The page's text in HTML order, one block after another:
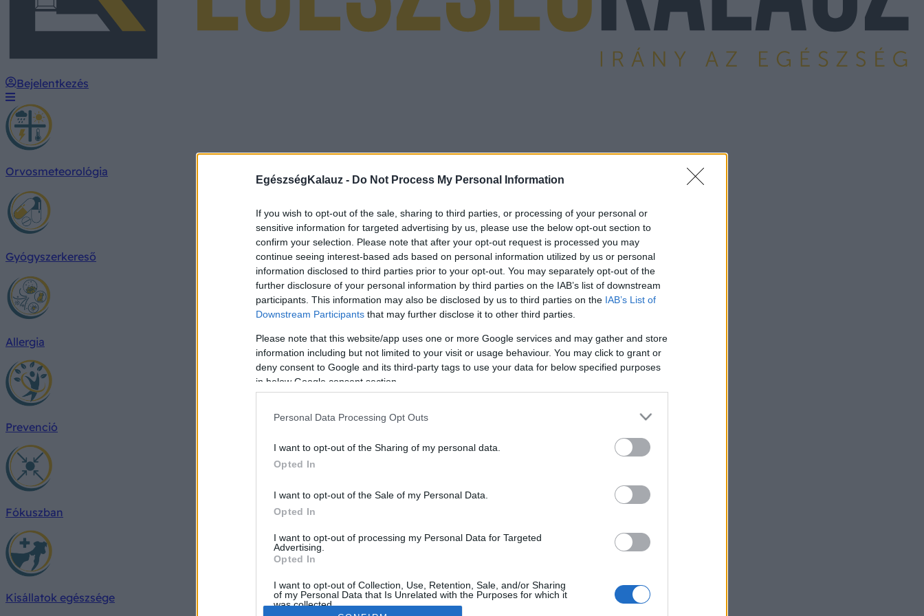
EgészségKalauz - Do Not Process My Personal Information
If you wish to opt-out of the sale, sharing to third parties, or processing of your personal or
sensitive information for targeted advertising by us, please use the below opt-out section to
confirm your selection. Please note that after your opt-out request is processed you may
continue seeing interest-based ads based on personal information utilized by us or personal
information disclosed to third parties prior to your opt-out. You may separately opt-out of the
further disclosure of your personal information by third parties on the IAB’s list of downstream
participants. This information may also be disclosed by us to third parties on the IAB’s List of
Downstream Participants that may further disclose it to other third parties.
Please note that this website/app uses one or more Google services and may gather and store
information including but not limited to your visit or usage behaviour. You may click to grant or
deny consent to Google and its third-party tags to use your data for below specified purposes
in below Google consent section.
Personal Data Processing Opt Outs
I want to opt-out of the Sharing of my personal data.
Opted In
I want to opt-out of the Sale of my Personal Data.
Opted In
I want to opt-out of processing my Personal Data for Targeted
Advertising.
Opted In
I want to opt-out of Collection, Use, Retention, Sale, and/or Sharing
of my Personal Data that Is Unrelated with the Purposes for which it
was collected.
Bejelentkezés
Orvosmeteorológia
Gyógyszerkereső
Allergia
Prevenció
Fókuszban
Kisállatok egészsége